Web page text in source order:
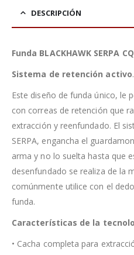
DESCRIPCIÓN
Funda BLACKHAWK SERPA
Sistema de retención activo.
Este diseño de funda único, le
con correas de retención que
extracción y reenfundado. El
SERPA, engancha el
arma y no lo suelta hasta que
desenfundado se realiza de la
comúnmente utilice con el
funda.
Características de la
• Cacha completa para